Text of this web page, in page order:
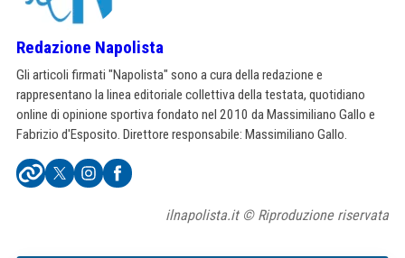
Redazione Napolista
Gli articoli firmati "Napolista" sono a cura della redazione e
rappresentano la linea editoriale collettiva della testata, quotidiano
online di opinione sportiva fondato nel 2010 da Massimiliano Gallo e
Fabrizio d'Esposito. Direttore responsabile: Massimiliano Gallo.
ilnapolista.it © Riproduzione riservata